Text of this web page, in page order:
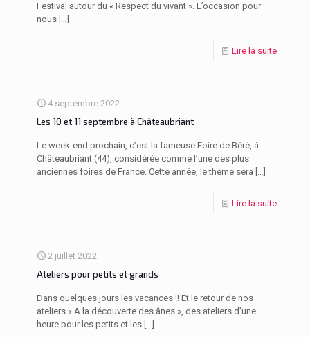
Festival autour du « Respect du vivant ». L’occasion pour
nous […]
Lire la suite
4 septembre 2022
Les 10 et 11 septembre à Châteaubriant
Le week-end prochain, c’est la fameuse Foire de Béré, à
Châteaubriant (44), considérée comme l’une des plus
anciennes foires de France. Cette année, le thème sera […]
Lire la suite
2 juillet 2022
Ateliers pour petits et grands
Dans quelques jours les vacances !! Et le retour de nos
ateliers « A la découverte des ânes », des ateliers d’une
heure pour les petits et les […]